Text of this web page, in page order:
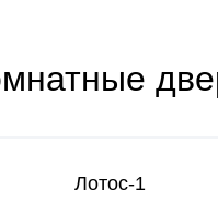
Лотос-1